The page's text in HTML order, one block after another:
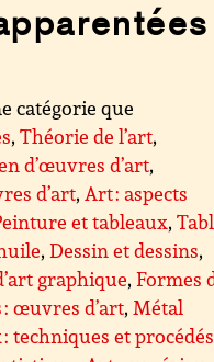
catégorie que
,Théorie de l’art,
d’œuvres d’art,
d’art,Art : aspects
et tableaux,
,Dessin et dessins,
graphique,Formes
œuvres d’art,Métal
techniques et procédés